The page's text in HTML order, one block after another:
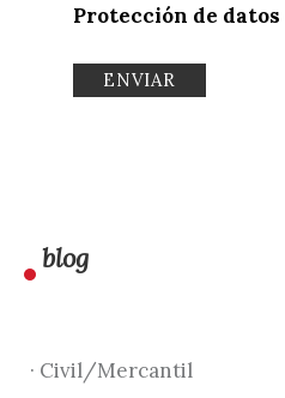
Protección de datos
blog
· Civil/Mercantil